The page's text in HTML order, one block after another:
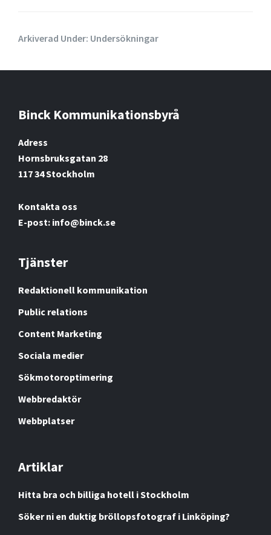
Arkiverad Under: Undersökningar
Footer
Binck Kommunikationsbyrå
Adress
Hornsbruksgatan 28
117 34 Stockholm
Kontakta oss
E-post: info@binck.se
Tjänster
Redaktionell kommunikation
Public relations
Content Marketing
Sociala medier
Sökmotoroptimering
Webbredaktör
Webbplatser
Artiklar
Hitta bra och billiga hotell i Stockholm
Söker ni en duktig bröllopsfotograf i Linköping?